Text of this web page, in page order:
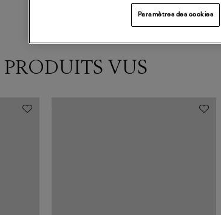
VUS
Paramètres des cookies